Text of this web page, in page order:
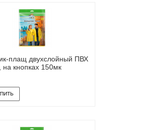
плащ двухслойный ПВХ
на кнопках 150мк